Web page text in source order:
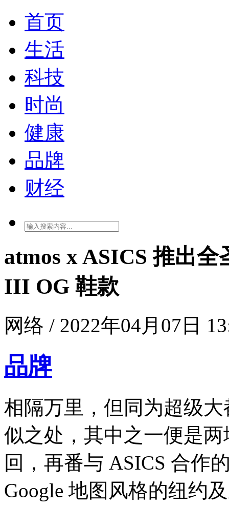
首页
生活
科技
时尚
健康
品牌
财经
atmos x ASICS 推出
III OG 鞋款
网络 / 2022年04月07日
品牌
相隔万里，但同为超级
似之处，其中之一便是
回，再番与 ASICS 合作
Google 地图风格的纽约